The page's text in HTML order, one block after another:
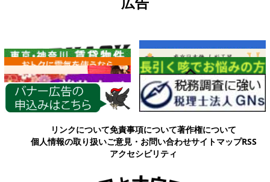
各種情報
リンクについて免責事項について著作権について
個人情報の取り扱いご意見・お問い合わせサイトマップRSS
アクセシビリティ